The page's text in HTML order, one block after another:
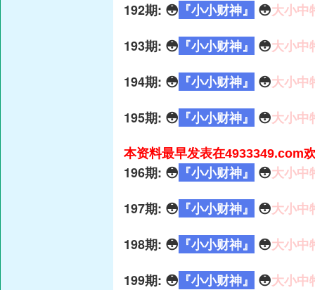
192期: 😳 『小小财神』 😳大小中
193期: 😳 『小小财神』 😳大小中
194期: 😳 『小小财神』 😳大小中
195期: 😳 『小小财神』 😳大小中
本资料最早发表在4933349.com
196期: 😳 『小小财神』 😳大小中
197期: 😳 『小小财神』 😳大小中
198期: 😳 『小小财神』 😳大小中
199期: 😳 『小小财神』 😳大小中